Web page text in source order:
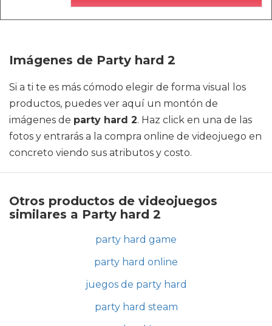
Imágenes de Party hard 2
Si a ti te es más cómodo elegir de forma visual los
productos, puedes ver aquí un montón de
imágenes de party hard 2. Haz click en una de las
fotos y entrarás a la compra online de videojuego en
concreto viendo sus atributos y costo.
Otros productos de videojuegos
similares a Party hard 2
party hard game
party hard online
juegos de party hard
party hard steam